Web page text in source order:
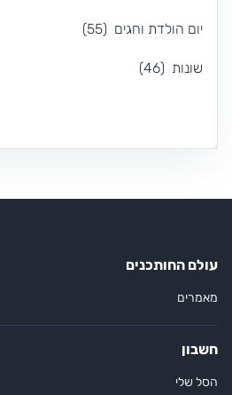
יום הולדת וחגים (
55
)
שונות (
46
)
עולם החותכנים
מאמרים
חשבון
הסל שלי